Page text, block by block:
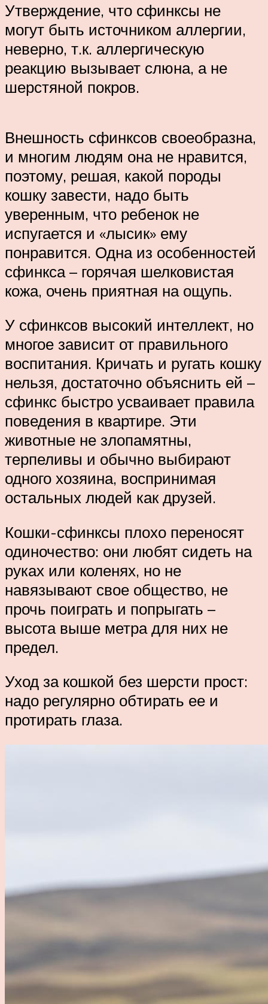
Утверждение, что сфинксы не
могут быть источником аллергии,
неверно, т.к. аллергическую
реакцию вызывает слюна, а не
шерстяной покров.
Внешность сфинксов своеобразна,
и многим людям она не нравится,
поэтому, решая, какой породы
кошку завести, надо быть
уверенным, что ребенок не
испугается и «лысик» ему
понравится. Одна из особенностей
сфинкса – горячая шелковистая
кожа, очень приятная на ощупь.
У сфинксов высокий интеллект, но
многое зависит от правильного
воспитания. Кричать и ругать кошку
нельзя, достаточно объяснить ей –
сфинкс быстро усваивает правила
поведения в квартире. Эти
животные не злопамятны,
терпеливы и обычно выбирают
одного хозяина, воспринимая
остальных людей как друзей.
Кошки-сфинксы плохо переносят
одиночество: они любят сидеть на
руках или коленях, но не
навязывают свое общество, не
прочь поиграть и попрыгать –
высота выше метра для них не
предел.
Уход за кошкой без шерсти прост:
надо регулярно обтирать ее и
протирать глаза.